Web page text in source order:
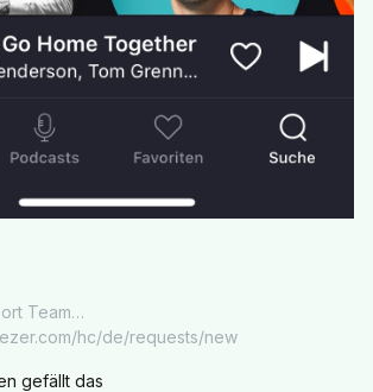
Team…
hc/de/requests/new
gefällt das